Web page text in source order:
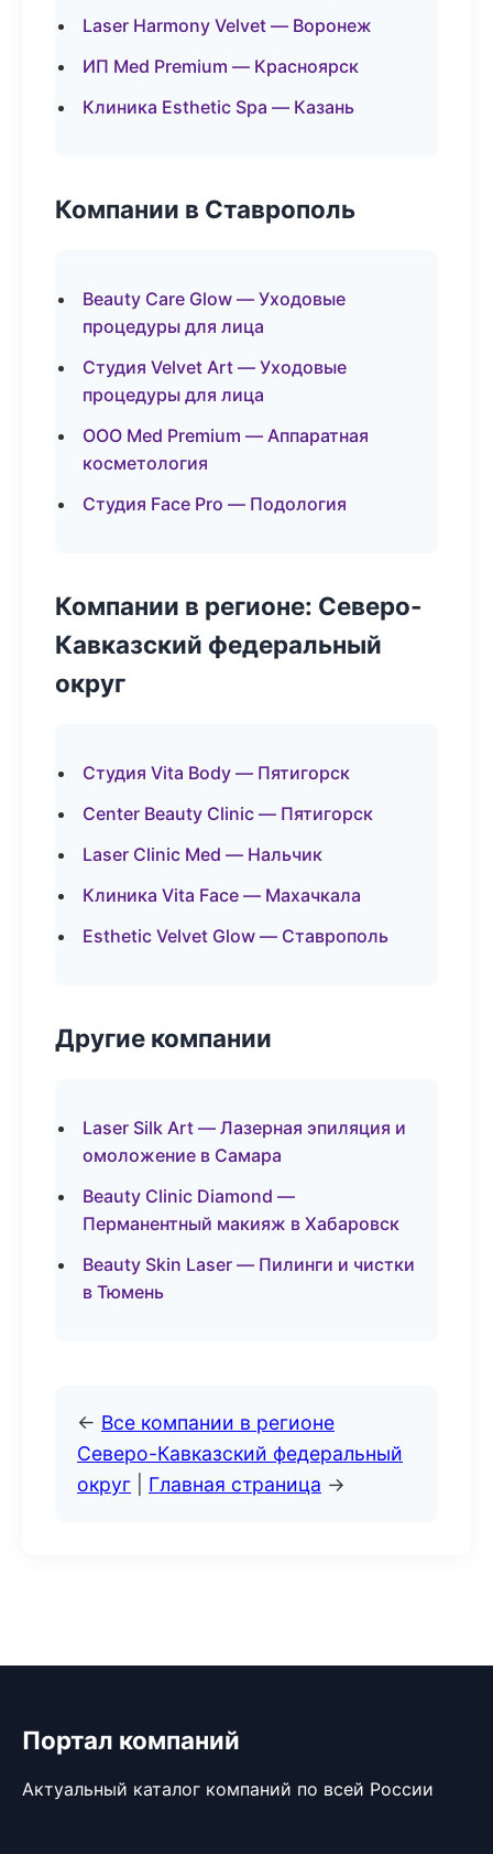
Laser Harmony Velvet — Воронеж
ИП Med Premium — Красноярск
Клиника Esthetic Spa — Казань
Компании в Ставрополь
Beauty Care Glow — Уходовые
процедуры для лица
Студия Velvet Art — Уходовые
процедуры для лица
ООО Med Premium — Аппаратная
косметология
Студия Face Pro — Подология
Компании в регионе: Северо-
Кавказский федеральный
округ
Студия Vita Body — Пятигорск
Center Beauty Clinic — Пятигорск
Laser Clinic Med — Нальчик
Клиника Vita Face — Махачкала
Esthetic Velvet Glow — Ставрополь
Другие компании
Laser Silk Art — Лазерная эпиляция и
омоложение в Самара
Beauty Clinic Diamond —
Перманентный макияж в Хабаровск
Beauty Skin Laser — Пилинги и чистки
в Тюмень
← Все компании в регионе
Северо-Кавказский федеральный
округ
Главная страница →
Портал компаний
Актуальный каталог компаний по всей России